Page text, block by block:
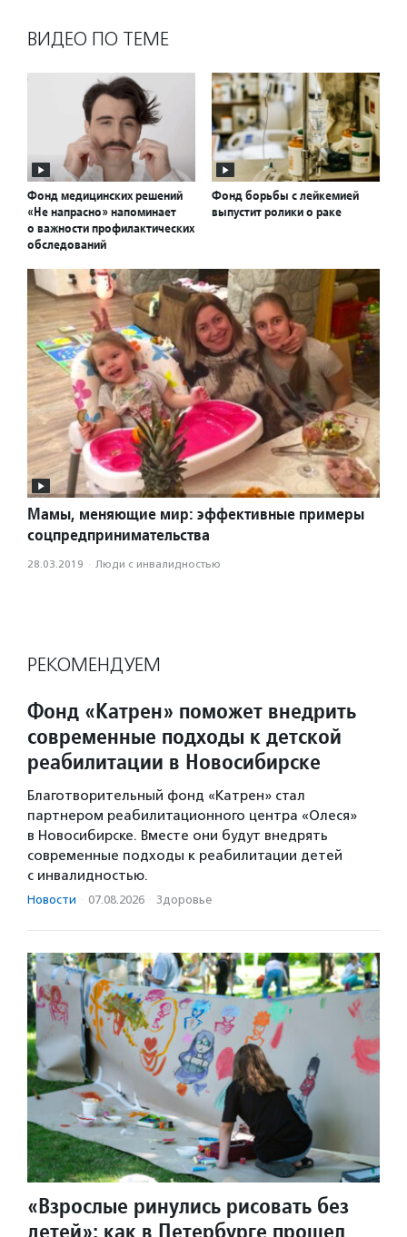
ВИДЕО ПО ТЕМЕ
Фонд медицинских решений
«Не напрасно» напоминает
о важности профилактических
обследований
Фонд борьбы с лейкемией
выпустит ролики о раке
Мамы, меняющие мир: эффективные примеры
соцпредпринимательства
28.03.2019 · Люди с инвалидностью
РЕКОМЕНДУЕМ
Фонд «Катрен» поможет внедрить
современные подходы к детской
реабилитации в Новосибирске
Благотворительный фонд «Катрен» стал
партнером реабилитационного центра «Олеся»
в Новосибирске. Вместе они будут внедрять
современные подходы к реабилитации детей
с инвалидностью.
Новости · 07.08.2026 · Здоровье
«Взрослые ринулись рисовать без
детей»: как в Петербурге прошел